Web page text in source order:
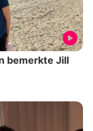
bemerkte Jill